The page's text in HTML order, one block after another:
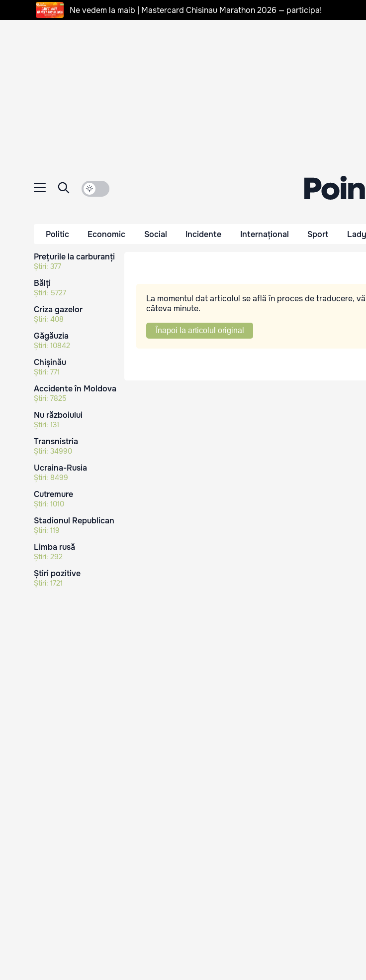
Ne vedem la maib | Mastercard Chisinau Marathon 2026 — participa!
Politic Economic Social Incidente Internațional Sport Lady
Prețurile la carburanți
Știri: 377
Bălți
Știri: 5727
Criza gazelor
Știri: 408
Găgăuzia
Știri: 10842
Chișinău
Știri: 771
Accidente în Moldova
Știri: 7825
Nu războiului
Știri: 131
Transnistria
Știri: 34990
Ucraina-Rusia
Știri: 8499
Cutremure
Știri: 1010
Stadionul Republican
Știri: 119
Limba rusă
Știri: 292
Știri pozitive
Știri: 1721
La momentul dat articolul se află în proces de traducere,
câteva minute.
Înapoi la articolul original